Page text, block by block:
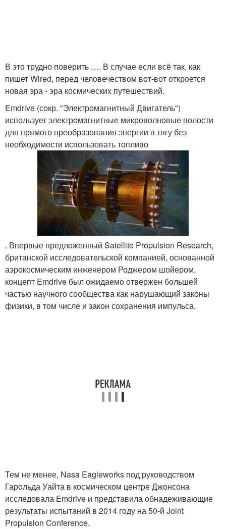
В это трудно поверить …. В случае если всё так, как
пишет Wired, перед человечеством вот-вот откроется
новая эра - эра космических путешествий.
Emdrive (сокр. "Электромагнитный Двигатель")
использует электромагнитные микроволновые полости
для прямого преобразования энергии в тягу без
необходимости использовать топливо
. Впервые предложенный Satellite Propulsion Research,
британской исследовательской компанией, основанной
аэрокосмическим инженером Роджером шойером,
концепт Emdrive был ожидаемо отвержен большей
частью научного сообщества как нарушающий законы
физики, в том числе и закон сохранения импульса.
Тем не менее, Nasa Eagleworks под руководством
Гарольда Уайта в космическом центре Джонсона
исследовала Emdrive и представила обнадеживающие
результаты испытаний в 2014 году на 50-й Joint
Propulsion Conference.